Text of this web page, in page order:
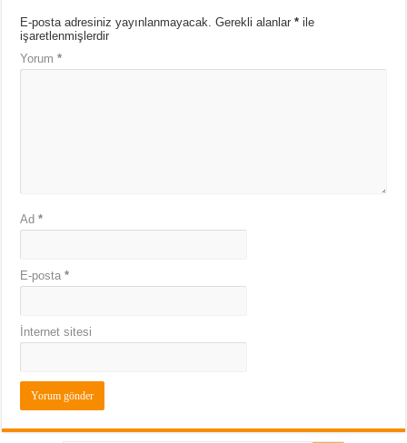
E-posta adresiniz yayınlanmayacak. Gerekli alanlar* ile
işaretlenmişlerdir
Yorum*
Ad*
E-posta*
İnternet sitesi